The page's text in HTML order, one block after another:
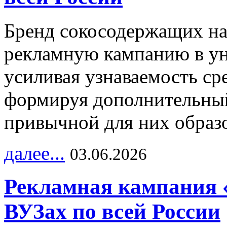
Бренд сокосодержащих
рекламную кампанию в
усиливая узнаваемость
формируя
привычной для них
далее... 03.06.2026
Рекламная кампания
ВУЗах по всей России